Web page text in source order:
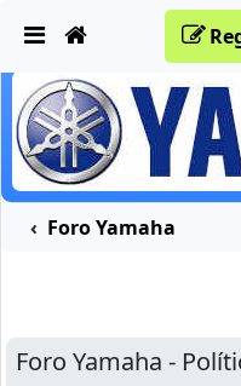
Foro Yamaha
Foro Yamaha -